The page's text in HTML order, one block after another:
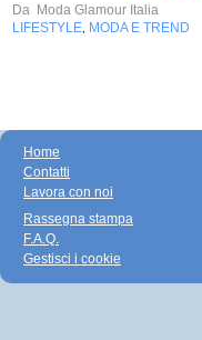
Da Moda Glamour Italia
LIFESTYLE MODA E TREND
Home
Contatti
Lavora con noi
Rassegna stampa
F.A.Q.
Gestisci i cookie